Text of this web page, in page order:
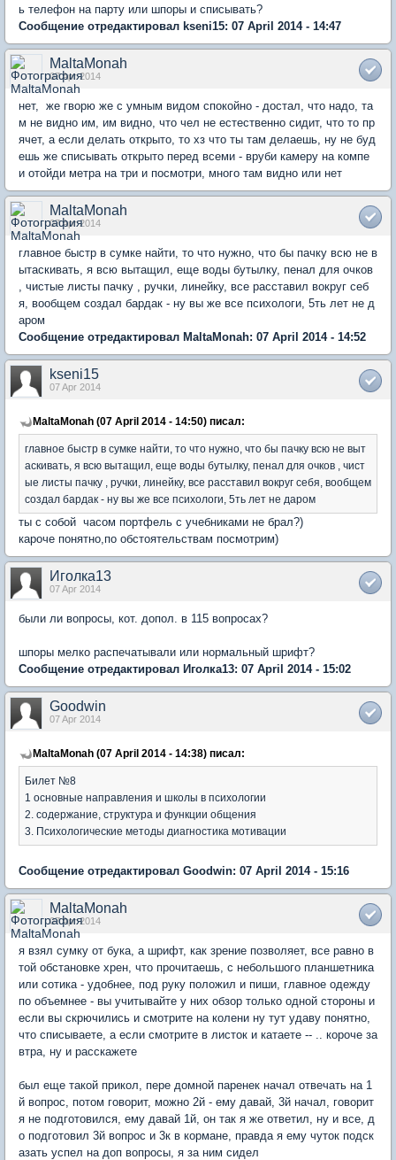
ь телефон на парту или шпоры и списывать?
Сообщение отредактировал kseni15: 07 April 2014 - 14:47
MaltaMonah
07 Apr 2014
нет, же гворю же с умным видом спокойно - достал, что надо, та
м не видно им, им видно, что чел не естественно сидит, что то пр
ячет, а если делать открыто, то хз что ты там делаешь, ну не буд
ешь же списывать открыто перед всеми - вруби камеру на компе
и отойди метра на три и посмотри, много там видно или нет
MaltaMonah
07 Apr 2014
главное быстр в сумке найти, то что нужно, что бы пачку всю не в
ытаскивать, я всю вытащил, еще воды бутылку, пенал для очков
, чистые листы пачку , ручки, линейку, все расставил вокруг себ
я, вообщем создал бардак - ну вы же все психологи, 5ть лет не д
аром
Сообщение отредактировал MaltaMonah: 07 April 2014 - 14:52
kseni15
07 Apr 2014
MaltaMonah (07 April 2014 - 14:50) писал:
главное быстр в сумке найти, то что нужно, что бы пачку всю не выт
аскивать, я всю вытащил, еще воды бутылку, пенал для очков , чист
ые листы пачку , ручки, линейку, все расставил вокруг себя, вообщем
создал бардак - ну вы же все психологи, 5ть лет не даром
ты с собой часом портфель с учебниками не брал?)
кароче понятно,по обстоятельствам посмотрим)
Иголка13
07 Apr 2014
были ли вопросы, кот. допол. в 115 вопросах?
шпоры мелко распечатывали или нормальный шрифт?
Сообщение отредактировал Иголка13: 07 April 2014 - 15:02
Goodwin
07 Apr 2014
MaltaMonah (07 April 2014 - 14:38) писал:
Билет №8
1 основные направления и школы в психологии
2. содержание, структура и функции общения
3. Психологические методы диагностика мотивации
Сообщение отредактировал Goodwin: 07 April 2014 - 15:16
MaltaMonah
07 Apr 2014
я взял сумку от бука, а шрифт, как зрение позволяет, все равно в
той обстановке хрен, что прочитаешь, с небольшого планшетника
или сотика - удобнее, под руку положил и пиши, главное одежду
по объемнее - вы учитывайте у них обзор только одной стороны и
если вы скрючились и смотрите на колени ну тут удаву понятно,
что списываете, а если смотрите в листок и катаете -- .. короче за
втра, ну и расскажете
был еще такой прикол, пере домной паренек начал отвечать на 1
й вопрос, потом говорит, можно 2й - ему давай, 3й начал, говорит
я не подготовился, ему давай 1й, он так я же ответил, ну и все, д
о подготовил 3й вопрос и 3к в кормане, правда я ему чуток подск
азать успел на доп вопросы, я за ним сидел